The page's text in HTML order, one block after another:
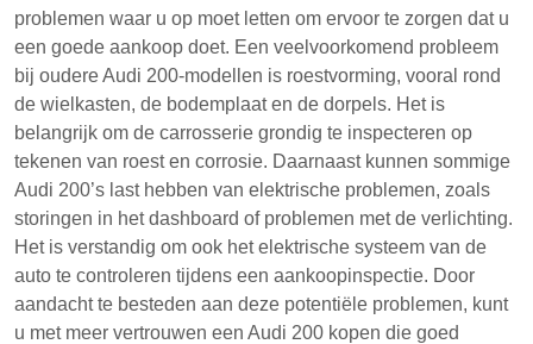
problemen waar u op moet letten om ervoor te zorgen dat u
een goede aankoop doet. Een veelvoorkomend probleem
bij oudere Audi 200-modellen is roestvorming, vooral rond
de wielkasten, de bodemplaat en de dorpels. Het is
belangrijk om de carrosserie grondig te inspecteren op
tekenen van roest en corrosie. Daarnaast kunnen sommige
Audi 200’s last hebben van elektrische problemen, zoals
storingen in het dashboard of problemen met de verlichting.
Het is verstandig om ook het elektrische systeem van de
auto te controleren tijdens een aankoopinspectie. Door
aandacht te besteden aan deze potentiële problemen, kunt
u met meer vertrouwen een Audi 200 kopen die goed